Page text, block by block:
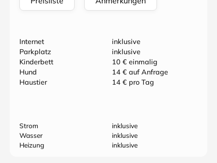
Internet
inklusive
Parkplatz
inklusive
Kinderbett
10 € einmalig
Hund
14 € auf Anfrage
Haustier
14 € pro Tag
Strom
inklusive
Wasser
inklusive
Heizung
inklusive